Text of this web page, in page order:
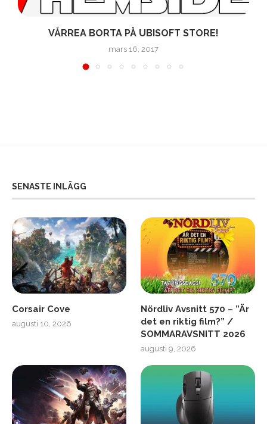
VÅRREA BORTA PÅ UBISOFT STORE!
mars 16, 2017
SENASTE INLÄGG
Corsair Cove
augusti 10, 2026
Nördliv Avsnitt 570 – ”Är
det en riktig film?” /
SOMMARAVSNITT 2026
augusti 9, 2026